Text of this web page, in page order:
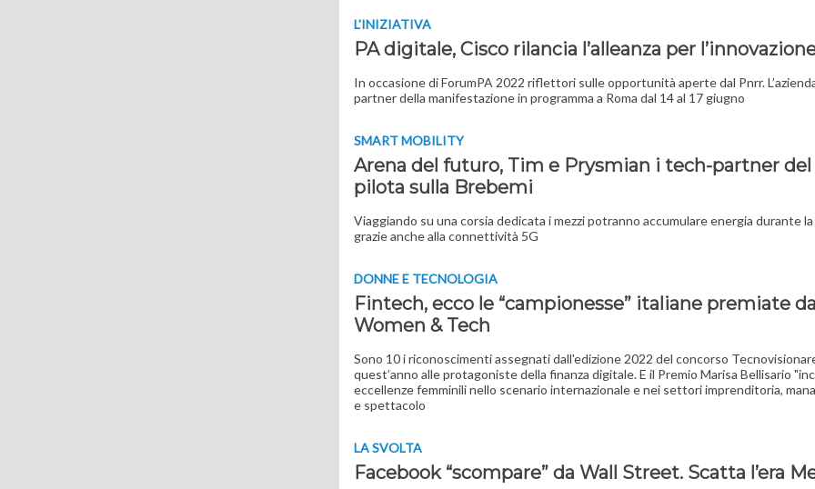
L'INIZIATIVA
PA digitale, Cisco rilancia l’alleanza per
In occasione di ForumPA 2022 riflettori sulle opportunità aperte dal Pnrr.
partner della manifestazione in programma a Roma dal 14 al 17 giugno
SMART MOBILITY
Arena del futuro, Tim e Prysmian i tech-partner
pilota sulla Brebemi
Viaggiando su una corsia dedicata i mezzi potranno accumulare energia durante la
grazie anche alla connettività 5G
DONNE E TECNOLOGIA
Fintech, ecco le “campionesse” italiane premiate da
Women & Tech
Sono 10 i riconoscimenti assegnati dall'edizione 2022 del concorso
quest’anno alle protagoniste della finanza digitale. E il Premio Marisa Bellisario
eccellenze femminili nello scenario internazionale e nei settori imprenditoria,
e spettacolo
LA SVOLTA
Facebook “scompare” da Wall Street. Scatta l’era